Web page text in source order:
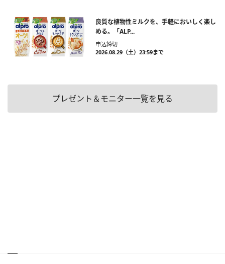
良質な植物性ミルクを、手軽においしく楽し
める。「ALP...
申込締切
2026.08.29（土）23:59まで
プレゼント＆モニター一覧を見る